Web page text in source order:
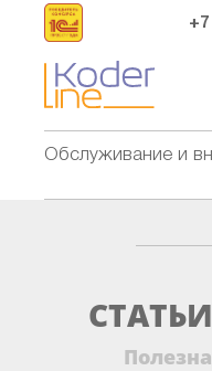
Обслуживание и
+7